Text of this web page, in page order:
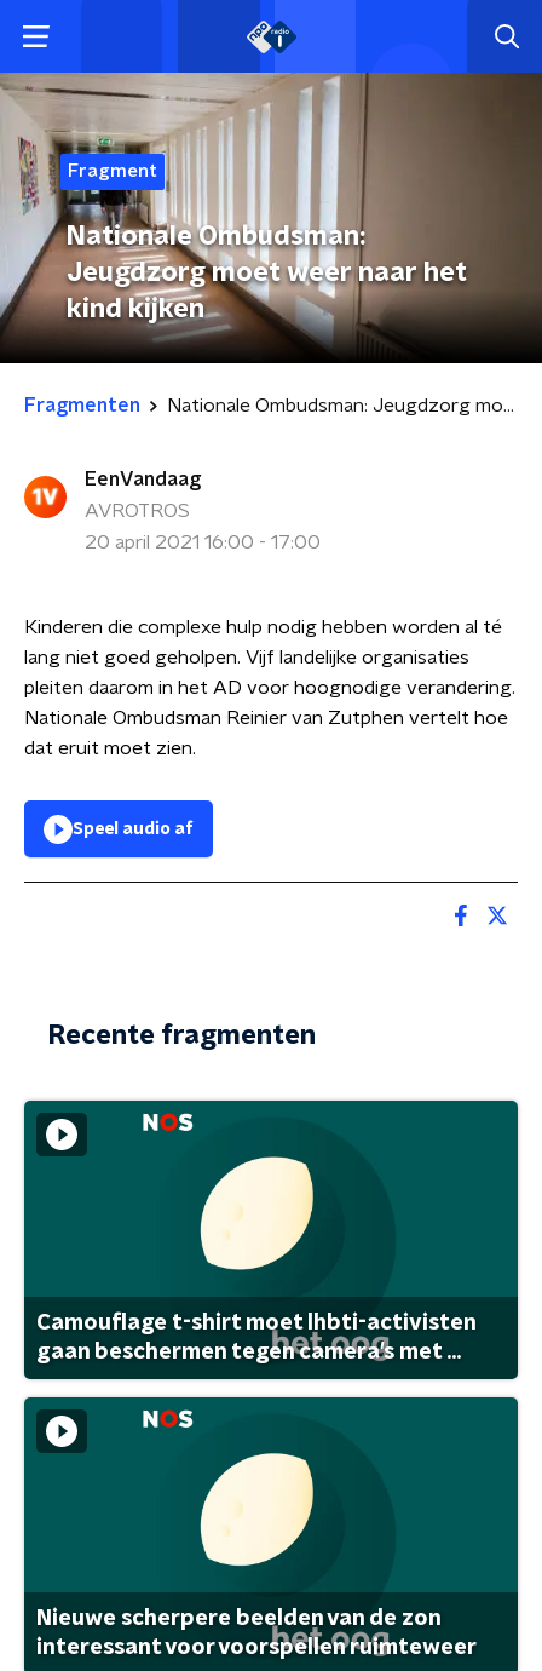
Fragment
Nationale Ombudsman:
Jeugdzorg moet weer naar het
kind kijken
Fragmenten Nationale Ombudsman: Jeugdzorg moet weer naar het kind kijken
EenVandaag
AVROTROS
20 april 2021 16:00 - 17:00
Kinderen die complexe hulp nodig hebben worden al té
lang niet goed geholpen. Vijf landelijke organisaties
pleiten daarom in het AD voor hoognodige verandering.
Nationale Ombudsman Reinier van Zutphen vertelt hoe
dat eruit moet zien.
Speel audio af
Recente fragmenten
Camouflage t-shirt moet lhbti-activisten
gaan beschermen tegen camera's met ...
Nieuwe scherpere beelden van de zon
interessant voor voorspellen ruimteweer